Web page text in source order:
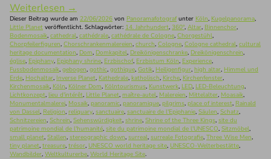
Weiterlesen →
Dieser Beitrag wurde am 22/06/2026 von Panoramafotografunter Köln, Kugelpanorama,
Little Planet veröffentlicht. Schlagwörter: 14. Jahrhundert, 360°, Altar, Binnenchor,
Bodenmosaik, cathedral, cathédrale, cathédrale de Cologne, Chorgestühl,
Chorpfeilerfiguren, Chorschrankenmalereien, church, Cologne, Cologne cathedral, cultural
heritage documentation, Dom, Domkapitel, Dreikönigenschranke, Dreikönigenschrein,
église, Epiphany, Epiphany shrine, Erzbischof, Erzbistum Köln, Experience,
Fussbodenmosaik, gebogen, gothic, gothique, Gotik, Heiligenfigur, high altar, Himmel und
Erde, Hochaltar, Inverse Planet, Kathedrale, katholisch, Kirche, Kirchenfenster,
Kirchenmosaik, Köln, Kölner Dom, Kölntourismus, Kunstwerk, LED, LED-Beleuchtung,
Lichtkonzept, lieu d'intérêt, Little Planet, maître-autel, Malereien, Mittelalter, Moasaik,
Monumentalmalerei, Mosaik, panoramic, panoramique, pilgrims, place of interest, Rainald
von Dassel, Religion, reliquary, sanctuaire, sanctuaire de l'Epiphanie, Säulen, Schatz,
Schnitzereien, Schrein, Sehenswürdigkeit, shrine, Shrine of the Three Kings, site du
patrimoine mondial de l'humanité, site du patrimoine mondial de l'UNESCO, Sitzmöbel,
small planet, Stallen, stereographic down, surreal, surreale Fotografie, Three Wise Men,
tiny planet, treasure, trésor, UNESCO world heritage site, UNESCO-Welterbestätte,
Wandbilder, Weltkulturerbe, World Heritage Site.